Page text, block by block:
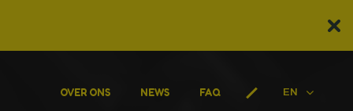
OVER ONS NEWS FAQ EN